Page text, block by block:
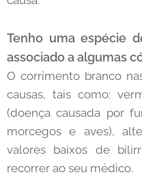
Tenho uma espécie
associado a algumas
O corrimento branco
causas, tais como:
(doença causada por
morcegos e aves),
valores baixos de
recorrer ao seu médico.